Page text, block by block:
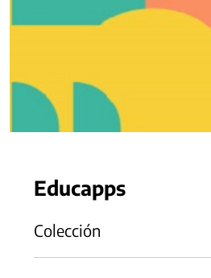
Educapps
Colección